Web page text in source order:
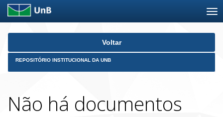
Skip
Voltar
REPOSITÓRIO INSTITUCIONAL DA UNB
Não há documentos